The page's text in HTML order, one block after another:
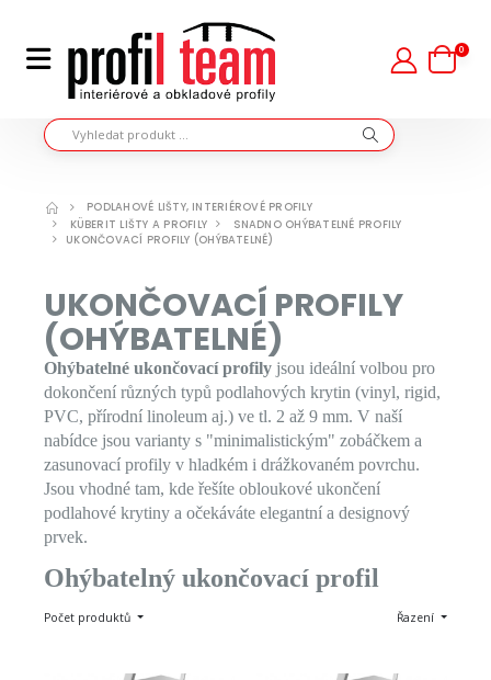
0
PODLAHOVÉ LIŠTY, INTERIÉROVÉ PROFILY
KÜBERIT LIŠTY A PROFILY
SNADNO OHÝBATELNÉ PROFILY
UKONČOVACÍ PROFILY (OHÝBATELNÉ)
UKONČOVACÍ PROFILY
(OHÝBATELNÉ)
Ohýbatelné ukončovací profily jsou ideální volbou pro
dokončení různých typů podlahových krytin (vinyl, rigid,
PVC, přírodní linoleum aj.) ve tl. 2 až 9 mm. V naší
nabídce jsou varianty s "minimalistickým" zobáčkem a
zasunovací profily v hladkém i drážkovaném povrchu.
Jsou vhodné tam, kde řešíte obloukové ukončení
podlahové krytiny a očekáváte elegantní a designový
prvek.
Ohýbatelný ukončovací profil
Počet produktů Řazení